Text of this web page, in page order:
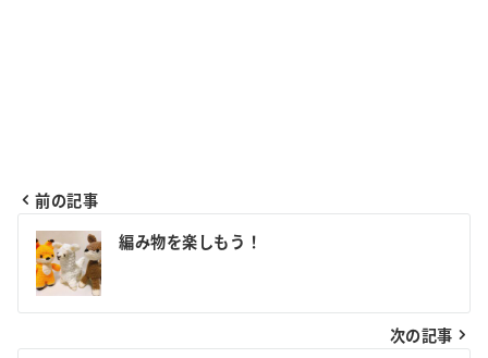
投
稿
ナ
ビ
前の記事
編み物を楽しもう！
次の記事